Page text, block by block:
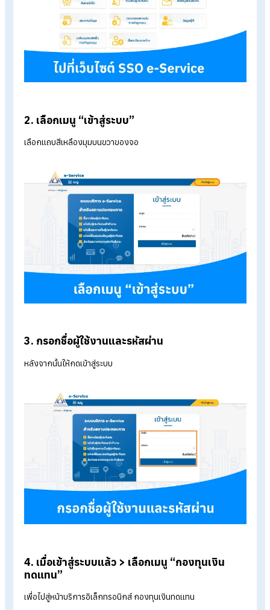
ระบบ e-wageเป็นระบบบริการออนไลน์ของสำนักงานประกันสัง
นายจ้างสามารถยื่น กท. 20 ก ผ่านระบบออนไลน์ โดยมีวิธีการยื่น
ไปที่เว็บไซต์ SSO e-Service >
2. เลือกเมนู “เข้าสู่ระบบ”